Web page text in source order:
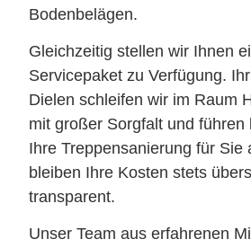
Bodenbelägen.
Gleichzeitig stellen wir Ihnen
Servicepaket zu Verfügung.
Dielen schleifen wir im Raum
mit großer Sorgfalt und führen
Ihre Treppensanierung für Sie
bleiben Ihre Kosten stets
transparent.
Unser Team aus erfahrenen